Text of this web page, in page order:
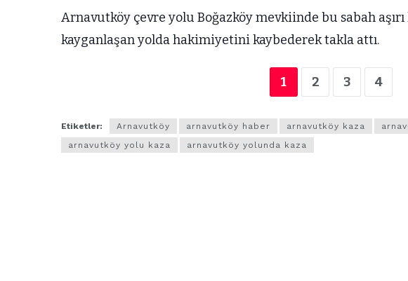
Arnavutköy çevre yolu Boğazköy mevkiinde bu sabah
kayganlaşan yolda hakimiyetini kaybederek takla attı.
1 2 3 4
Etiketler: Arnavutköy arnavutköy haber arnavutköy kaza
arnavutköy yolu kaza
arnavutköy yolunda kaza